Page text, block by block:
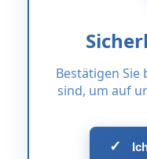
Bestätigen Sie
sind, um auf
✓